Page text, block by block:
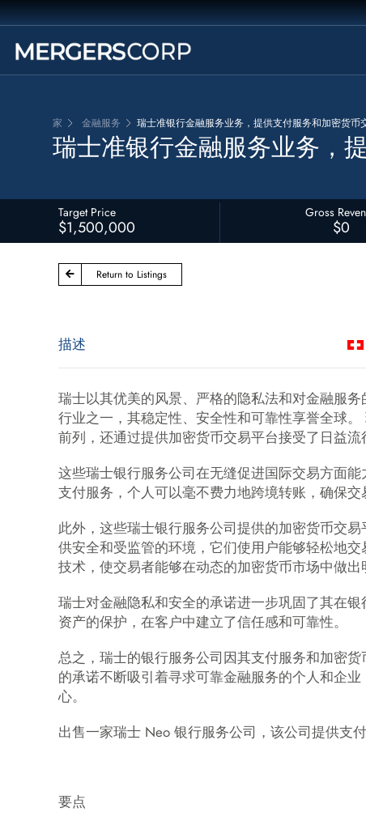
家 金融服务 瑞士准银行金融服务业务，提供支付服务和加密货币
瑞士准银行金融服务业务，
Target Price
$1,500,000
Gross
$0
Return to Listings
描述
瑞士以其优美的风景、严格的隐私法和对金融服
行业之一，其稳定性、安全性和可靠性享誉全球
前列，还通过提供加密货币交易平台接受了日益流
这些瑞士银行服务公司在无缝促进国际交易方面
支付服务，个人可以毫不费力地跨境转账，确保
此外，这些瑞士银行服务公司提供的加密货币交
供安全和受监管的环境，它们使用户能够轻松地
技术，使交易者能够在动态的加密货币市场中做出
瑞士对金融隐私和安全的承诺进一步巩固了其在
资产的保护，在客户中建立了信任感和可靠性。
总之，瑞士的银行服务公司因其支付服务和加密
的承诺不断吸引着寻求可靠金融服务的个人和企
心。
出售一家瑞士 Neo 银行服务公司，该公司提供支
要点